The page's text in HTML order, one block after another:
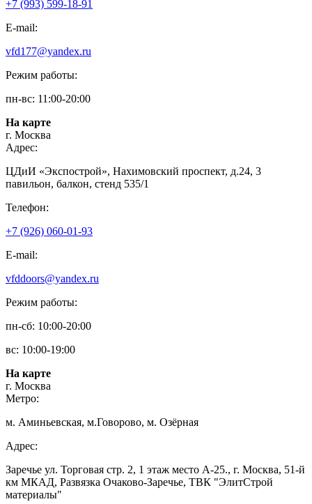
+7 (993) 599-18-91
E-mail:
vfd177@yandex.ru
Режим работы:
пн-вс: 11:00-20:00
На карте
г. Москва
Адрес:
ЦДиИ «Экспострой», Нахимовский проспект, д.24, 3
павильон, балкон, стенд 535/1
Телефон:
+7 (926) 060-01-93
E-mail:
vfddoors@yandex.ru
Режим работы:
пн-сб: 10:00-20:00
вс: 10:00-19:00
На карте
г. Москва
Метро:
м. Аминьевская, м.Говорово, м. Озёрная
Адрес:
Заречье ул. Торговая стр. 2, 1 этаж место A-25., г. Москва, 51-й
км МКАД, Развязка Очаково-Заречье, ТВК "ЭлитСтрой
материалы"